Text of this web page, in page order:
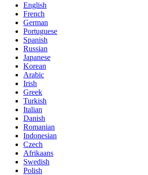
English
French
German
Portuguese
Spanish
Russian
Japanese
Korean
Arabic
Irish
Greek
Turkish
Italian
Danish
Romanian
Indonesian
Czech
Afrikaans
Swedish
Polish